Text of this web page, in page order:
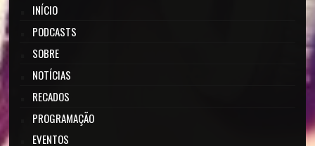
INÍCIO
PODCASTS
SOBRE
NOTÍCIAS
RECADOS
PROGRAMAÇÃO
EVENTOS